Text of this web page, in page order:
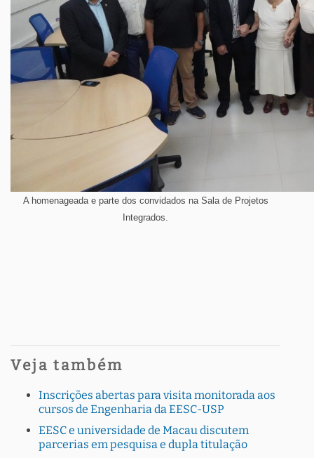
A homenageada e parte dos convidados na Sala de Projetos
Integrados.
Veja também
Inscrições abertas para visita monitorada aos
cursos de Engenharia da EESC-USP
EESC e universidade de Macau discutem
parcerias em pesquisa e dupla titulação